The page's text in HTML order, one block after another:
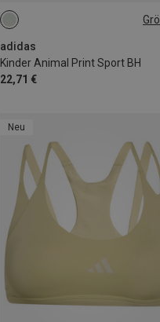
adidas
Kinder Animal Print Sport BH
22,71 €
128
170
Neu